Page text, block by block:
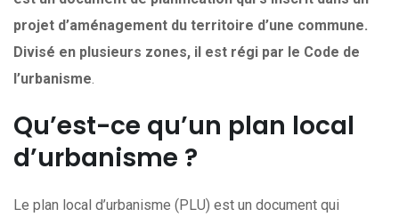
projet d’aménagement du territoire d’une commune.
Divisé en plusieurs zones, il est régi par le Code de
l’urbanisme.
Qu’est-ce qu’un plan local
d’urbanisme ?
Le plan local d’urbanisme (PLU) est un document qui